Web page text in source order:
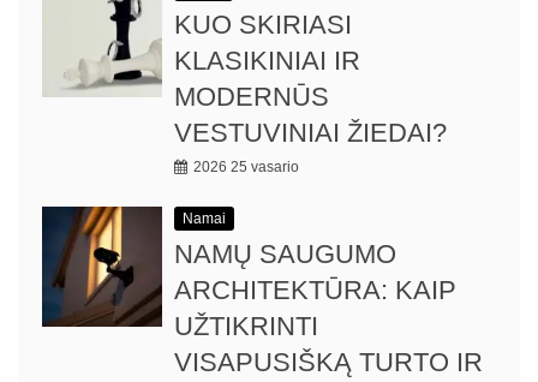
KUO SKIRIASI
KLASIKINIAI IR
MODERNŪS
VESTUVINIAI ŽIEDAI?
2026 25 vasario
Namai
NAMŲ SAUGUMO
ARCHITEKTŪRA: KAIP
UŽTIKRINTI
VISAPUSIŠKĄ TURTO IR